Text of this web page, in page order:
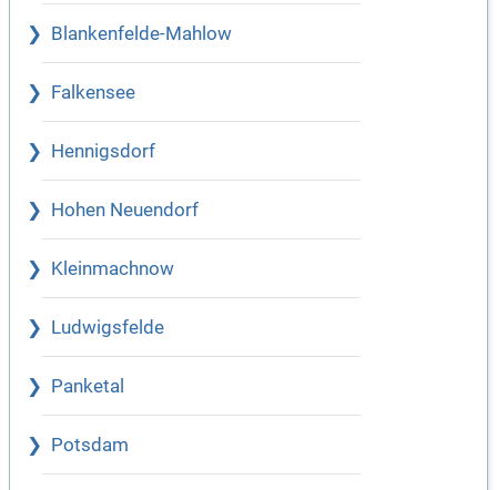
Blankenfelde-Mahlow
Falkensee
Hennigsdorf
Hohen Neuendorf
Kleinmachnow
Ludwigsfelde
Panketal
Potsdam